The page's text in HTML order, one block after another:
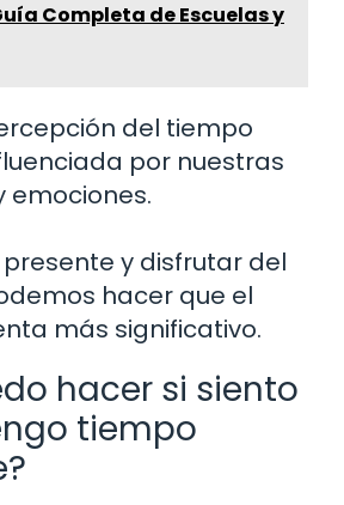
Completa de Escuelas y
del tiempo
por nuestras
emociones.
y disfrutar del
hacer que el
más significativo.
hacer si siento
tiempo